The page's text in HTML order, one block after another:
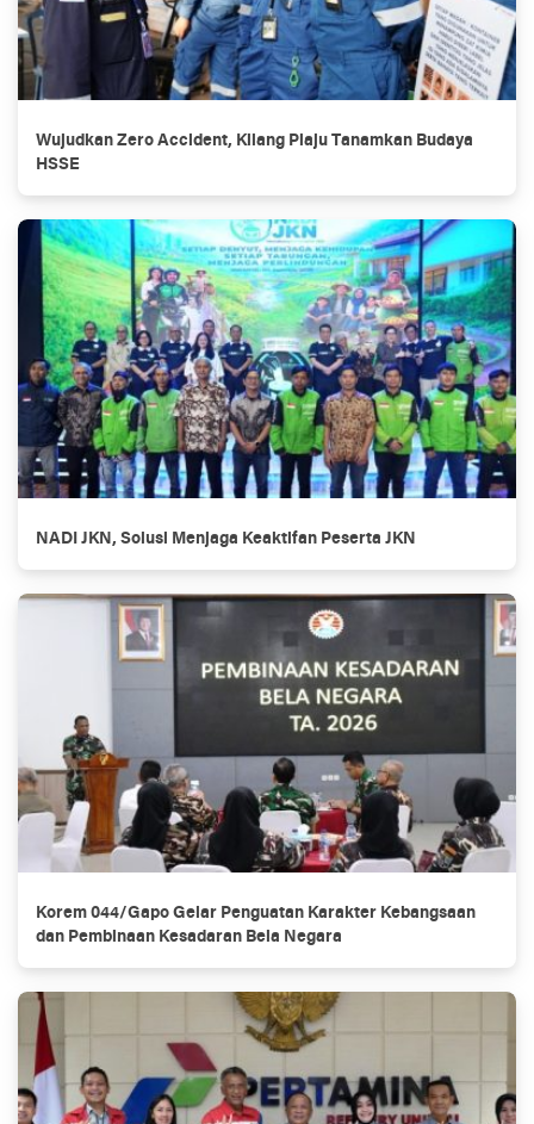
Wujudkan Zero Accident, Kilang Plaju Tanamkan Budaya
HSSE
NADI JKN, Solusi Menjaga Keaktifan Peserta JKN
Korem 044/Gapo Gelar Penguatan Karakter Kebangsaan
dan Pembinaan Kesadaran Bela Negara